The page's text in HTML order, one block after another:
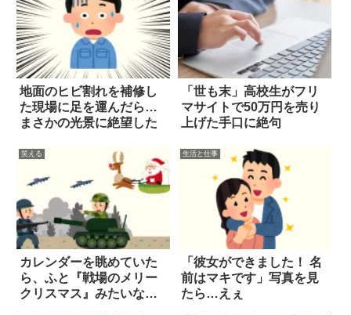
地面のヒビ割れを補修し
た現場に足を運んだら…
まさかの光景に絶望した
「世も末」高校生がフリ
マサイトで50万円を売り
上げた手口に絶句
笑える
カレンダーを眺めていた
ら、ふと『戦場のメリー
クリスマス』みたいな言
生活と仕事
「彼女ができました！ 名
前はマキです」写真を見
たら…えぇ